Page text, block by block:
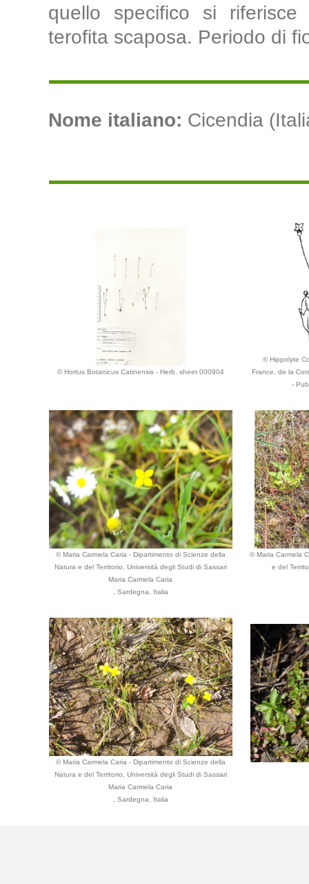
quello specifico si
terofita scaposa. Periodo di
Nome italiano: Cicendia
© Hortus Botanicus Catinensis - Herb. sheet 000904
© Hippolyte
France, de la
-
© Maria Carmela Caria - Dipartimento di Scienze della
Natura e del Territorio, Università degli Studi di Sassari
Maria Carmela Caria
, Sardegna, Italia
© Maria Carmela
e del
© Maria Carmela Caria - Dipartimento di Scienze della
Natura e del Territorio, Università degli Studi di Sassari
Maria Carmela Caria
, Sardegna, Italia